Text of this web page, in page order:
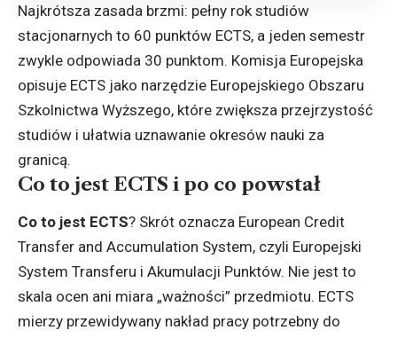
Najkrótsza zasada brzmi: pełny rok studiów
stacjonarnych to 60 punktów ECTS, a jeden semestr
zwykle odpowiada 30 punktom. Komisja Europejska
opisuje ECTS jako narzędzie Europejskiego Obszaru
Szkolnictwa Wyższego, które zwiększa przejrzystość
studiów i ułatwia uznawanie okresów nauki za
granicą.
Co to jest ECTS i po co powstał
Co to jest ECTS? Skrót oznacza European Credit
Transfer and Accumulation System, czyli Europejski
System Transferu i Akumulacji Punktów. Nie jest to
skala ocen ani miara „ważności” przedmiotu. ECTS
mierzy przewidywany nakład pracy potrzebny do